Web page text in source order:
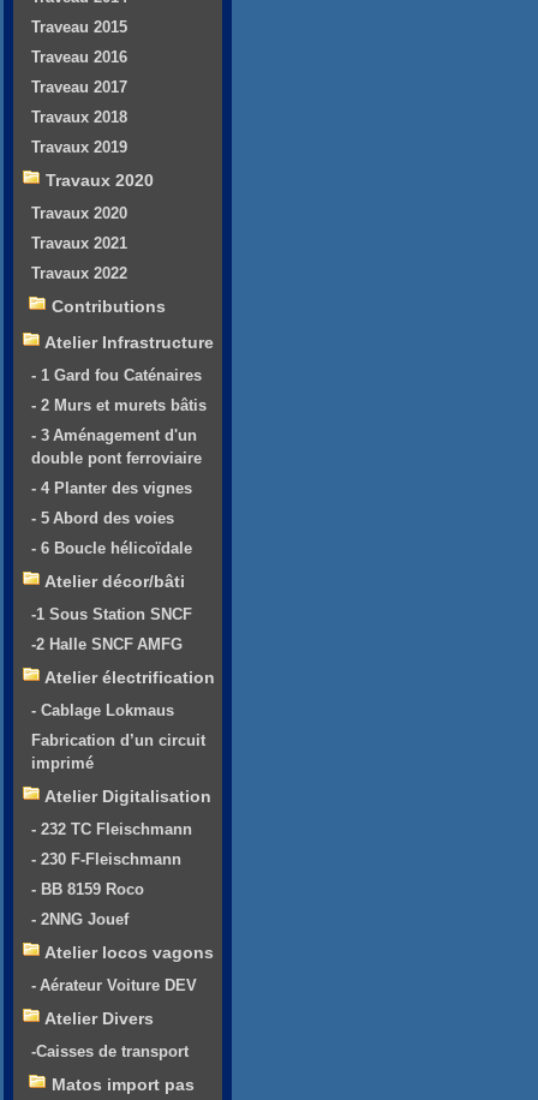
Traveau 2015
Traveau 2016
Traveau 2017
Travaux 2018
Travaux 2019
Travaux 2020
Travaux 2020
Travaux 2021
Travaux 2022
Contributions
Atelier Infrastructure
- 1 Gard fou Caténaires
- 2 Murs et murets bâtis
- 3 Aménagement d'un
double pont ferroviaire
- 4 Planter des vignes
- 5 Abord des voies
- 6 Boucle hélicoïdale
Atelier décor/bâti
-1 Sous Station SNCF
-2 Halle SNCF AMFG
Atelier électrification
- Cablage Lokmaus
Fabrication d’un circuit
imprimé
Atelier Digitalisation
- 232 TC Fleischmann
- 230 F-Fleischmann
- BB 8159 Roco
- 2NNG Jouef
Atelier locos vagons
- Aérateur Voiture DEV
Atelier Divers
-Caisses de transport
Matos import pas